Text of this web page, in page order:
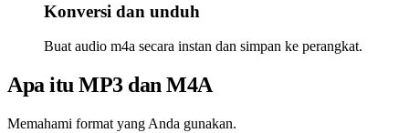
Konversi dan unduh
Buat audio m4a secara instan dan simpan ke perangkat.
Apa itu MP3 dan M4A
Memahami format yang Anda gunakan.